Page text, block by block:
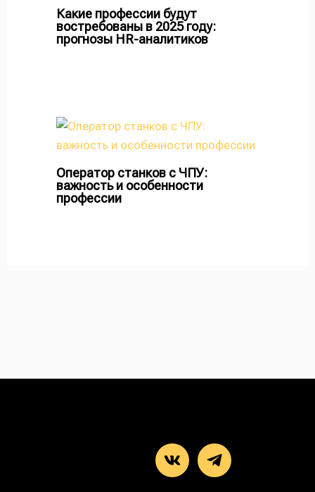
Какие профессии будут
востребованы в 2025 году:
прогнозы HR-аналитиков
Оператор станков с ЧПУ:
важность и особенности
профессии